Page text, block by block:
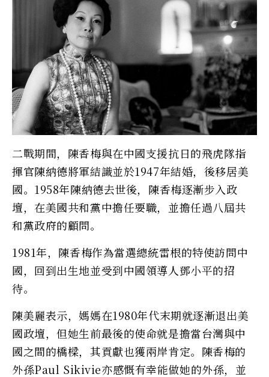
二戰期間，陳香梅與在中國支援抗日的飛虎隊指
揮官陳納德將軍結識並於1947年結婚，後移居美
國。1958年陳納德去世後，陳香梅逐漸步入政
壇，在美國共和黨中擔任要職，並擔任過八屆共
和黨政府的顧問。
1981年，陳香梅作為當選總統雷根的特使訪問中
國，回到出生地並受到中國領導人鄧小平的招
待。
陳美麗表示，媽媽在1980年代末期就逐漸退出美
國政壇，但她生前最後的使命就是擔當台灣與中
國之間的橋樑，其貢獻也獲兩岸肯定。陳香梅的
外孫Paul Sikivie亦感慨有幸能做她的外孫，並